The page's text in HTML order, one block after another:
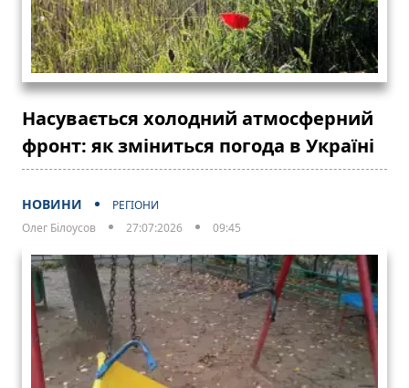
Насувається холодний атмосферний
фронт: як зміниться погода в Україні
НОВИНИ
РЕГІОНИ
Олег Білоусов
27:07:2026 09:45